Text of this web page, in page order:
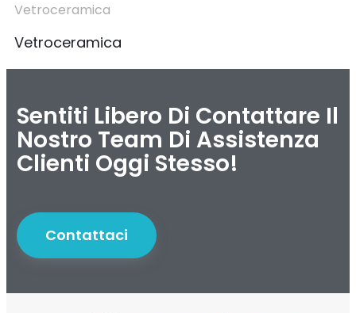
Vetroceramica
Vetroceramica
Sentiti Libero Di Contattare Il
Nostro Team Di Assistenza
Clienti Oggi Stesso!
Contattaci